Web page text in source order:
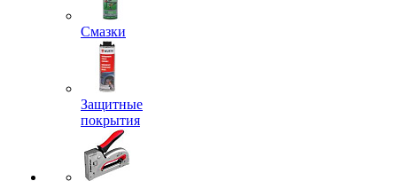
Смазки
Защитные
покрытия